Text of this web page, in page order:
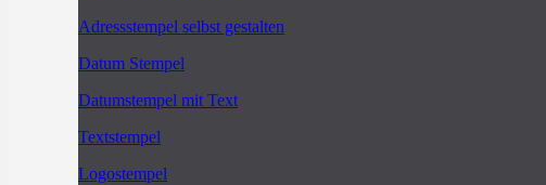
Adressstempel selbst gestalten
Datum Stempel
Datumstempel mit Text
Textstempel
Logostempel